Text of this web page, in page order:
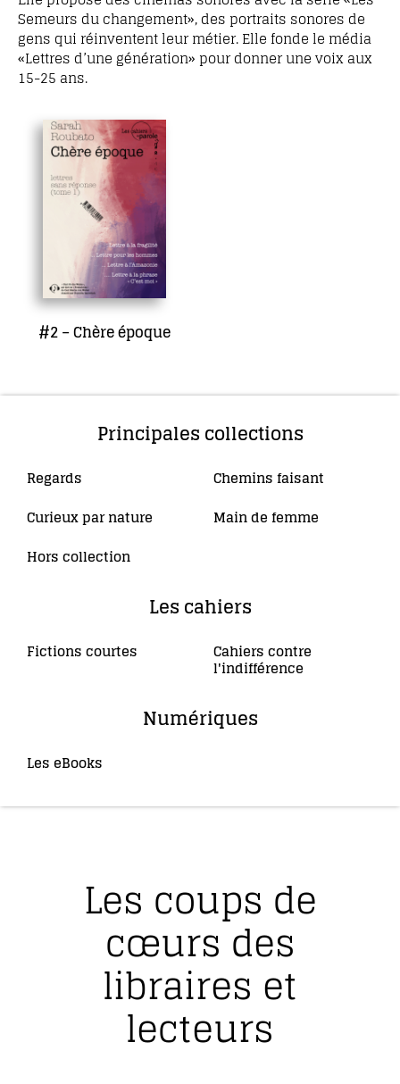
Semeurs du changement», des portraits sonores de
gens qui réinventent leur métier. Elle fonde le média
«Lettres d’une génération» pour donner une voix aux
15-25 ans.
#2 – Chère époque
Principales collections
Regards Chemins faisant
Curieux par nature Main de femme
Hors collection
Les cahiers
Fictions courtes Cahiers contre
l'indifférence
Numériques
Les eBooks
Les coups de
cœurs des
libraires et
lecteurs